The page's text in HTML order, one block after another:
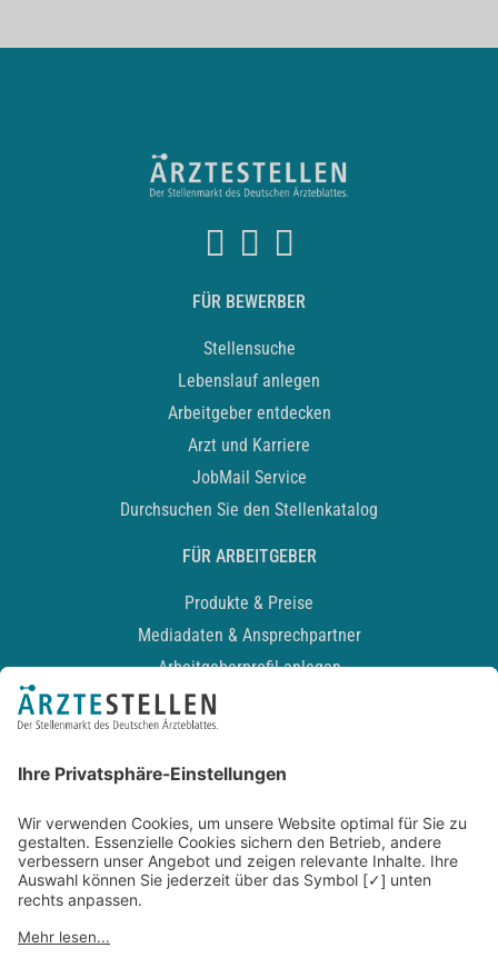
FÜR BEWERBER
Stellensuche
Lebenslauf anlegen
Arbeitgeber entdecken
Arzt und Karriere
JobMail Service
Durchsuchen Sie den Stellenkatalog
FÜR ARBEITGEBER
Produkte & Preise
Mediadaten & Ansprechpartner
Arbeitgeberprofil anlegen
Recruiting-Podcast
Kontakt
Datenschutz
Newsletter